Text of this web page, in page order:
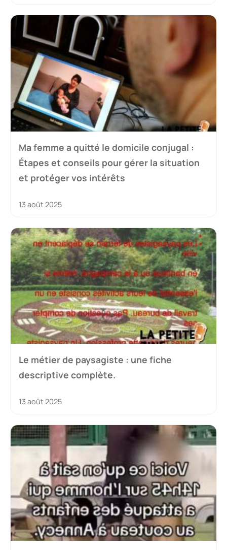
Ma femme a quitté le domicile conjugal :
Étapes et conseils pour gérer la situation
et protéger vos intérêts
13 août 2025
Le métier de paysagiste : une fiche
descriptive complète.
13 août 2025